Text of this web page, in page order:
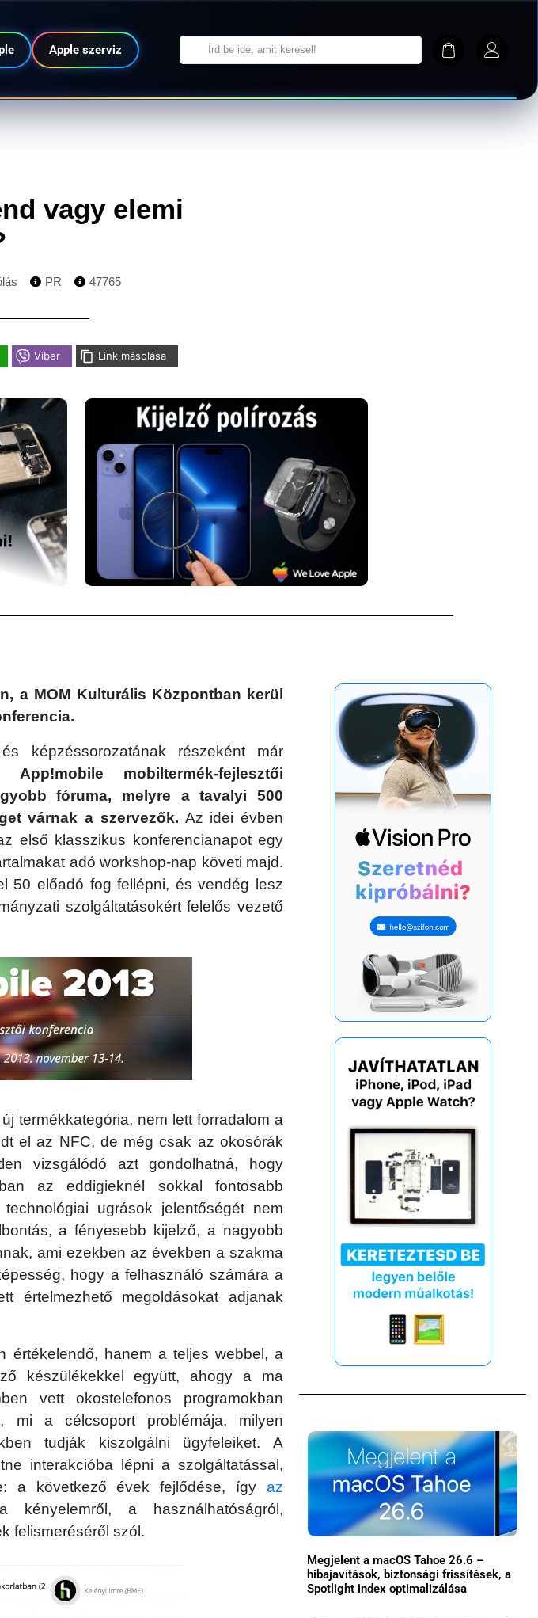
Apple szerviz
vagy elemi
PR 47765
Viber Link másolása
a MOM Kulturális Központban kerül
képzéssorozatának részeként már
App!mobile mobiltermék-fejlesztői
fóruma, melyre a tavalyi 500
várnak a szervezők. Az idei évben
első klasszikus konferencianapot egy
adó workshop-nap követi majd.
50 előadó fog fellépni, és vendég lesz
szolgáltatásokért felelős vezető
termékkategória, nem lett forradalom a
el az NFC, de még csak az okosórák
vizsgálódó azt gondolhatná, hogy
az eddigieknél sokkal fontosabb
ugrások jelentőségét nem
a fényesebb kijelző, a nagyobb
ami ezekben az években a szakma
hogy a felhasználó számára a
értelmezhető megoldásokat adjanak
értékelendő, hanem a teljes webbel, a
készülékekkel együtt, ahogy a ma
vett okostelefonos programokban
mi a célcsoport problémája, milyen
tudják kiszolgálni ügyfeleiket. A
interakcióba lépni a szolgáltatással,
a következő évek fejlődése, így az
a használhatóságról,
felismeréséről szól.
Megjelent a macOS Tahoe 26.6 –
hibajavítások, biztonsági frissítések, a
Spotlight index optimalizálása